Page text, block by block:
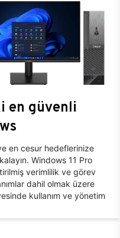
en güvenli
en cesur hedeflerinize
Windows 11 Pro
verimlilik ve görev
dahil olmak üzere
kullanım ve yönetim